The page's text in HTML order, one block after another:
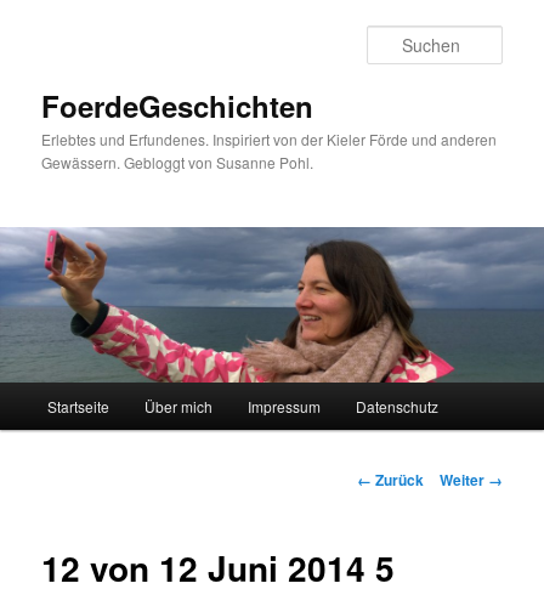
FoerdeGeschichten
Erlebtes und Erfundenes. Inspiriert von der Kieler Förde und anderen
Gewässern. Gebloggt von Susanne Pohl.
Zum
Startseite Über mich Impressum Datenschutz
Bilder-
← Zurück Weiter →
12 von 12 Juni 2014 5